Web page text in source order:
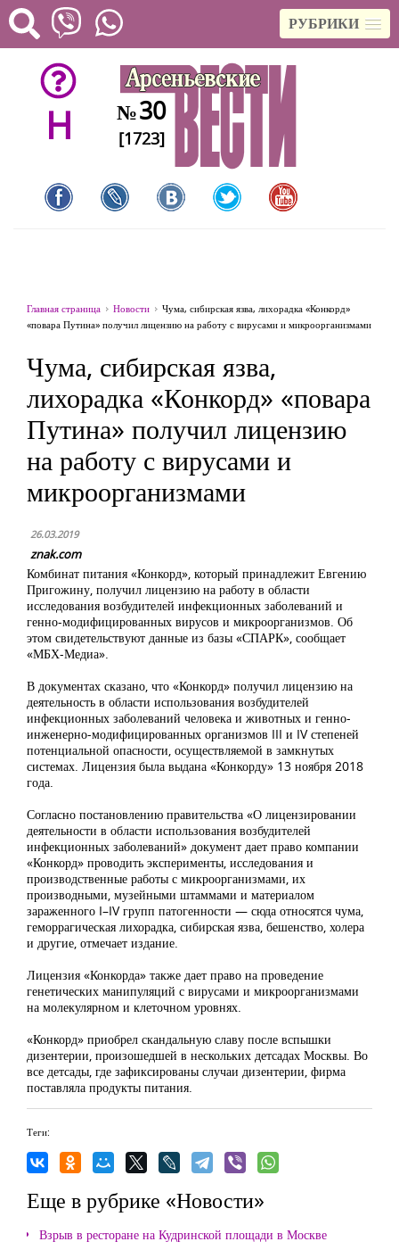
РУБРИКИ
H №30
[1723]
Главная страница Новости
Чума, сибирская язва, лихорадка «Конкорд»
«повара Путина» получил лицензию на работу с вирусами и микроорганизмами
Чума, сибирская язва,
лихорадка «Конкорд» «повара
Путина» получил лицензию
на работу с вирусами и
микроорганизмами
26.03.2019
znak.com
Комбинат питания «Конкорд», который принадлежит Евгению
Пригожину, получил лицензию на работу в области
исследования возбудителей инфекционных заболеваний и
генно-модифицированных вирусов и микроорганизмов. Об
этом свидетельствуют данные из базы «СПАРК», сообщает
«МБХ-Медиа».
В документах сказано, что «Конкорд» получил лицензию на
деятельность в области использования возбудителей
инфекционных заболеваний человека и животных и генно-
инженерно-модифицированных организмов III и IV степеней
потенциальной опасности, осуществляемой в замкнутых
системах. Лицензия была выдана «Конкорду» 13 ноября 2018
года.
Согласно постановлению правительства «О лицензировании
деятельности в области использования возбудителей
инфекционных заболеваний» документ дает право компании
«Конкорд» проводить эксперименты, исследования и
производственные работы с микроорганизмами, их
производными, музейными штаммами и материалом
зараженного I–IV групп патогенности — сюда относятся чума,
геморрагическая лихорадка, сибирская язва, бешенство, холера
и другие, отмечает издание.
Лицензия «Конкорда» также дает право на проведение
генетических манипуляций с вирусами и микроорганизмами
на молекулярном и клеточном уровнях.
«Конкорд» приобрел скандальную славу после вспышки
дизентерии, произошедшей в нескольких детсадах Москвы. Во
все детсады, где зафиксированы случаи дизентерии, фирма
поставляла продукты питания.
Теги:
Еще в рубрике «Новости»
Взрыв в ресторане на Кудринской площади в Москве